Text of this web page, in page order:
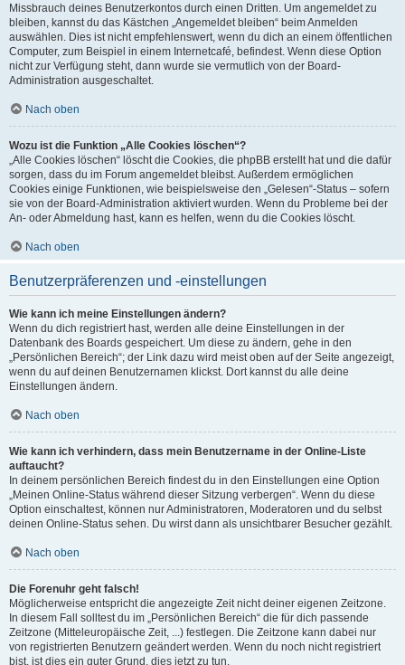
Missbrauch deines Benutzerkontos durch einen Dritten. Um angemeldet zu
bleiben, kannst du das Kästchen „Angemeldet bleiben“ beim Anmelden
auswählen. Dies ist nicht empfehlenswert, wenn du dich an einem öffentlichen
Computer, zum Beispiel in einem Internetcafé, befindest. Wenn diese Option
nicht zur Verfügung steht, dann wurde sie vermutlich von der Board-
Administration ausgeschaltet.
Nach oben
Wozu ist die Funktion „Alle Cookies löschen“?
„Alle Cookies löschen“ löscht die Cookies, die phpBB erstellt hat und die dafür
sorgen, dass du im Forum angemeldet bleibst. Außerdem ermöglichen
Cookies einige Funktionen, wie beispielsweise den „Gelesen“-Status – sofern
sie von der Board-Administration aktiviert wurden. Wenn du Probleme bei der
An- oder Abmeldung hast, kann es helfen, wenn du die Cookies löscht.
Nach oben
Benutzerpräferenzen und -einstellungen
Wie kann ich meine Einstellungen ändern?
Wenn du dich registriert hast, werden alle deine Einstellungen in der
Datenbank des Boards gespeichert. Um diese zu ändern, gehe in den
„Persönlichen Bereich“; der Link dazu wird meist oben auf der Seite angezeigt,
wenn du auf deinen Benutzernamen klickst. Dort kannst du alle deine
Einstellungen ändern.
Nach oben
Wie kann ich verhindern, dass mein Benutzername in der Online-Liste
auftaucht?
In deinem persönlichen Bereich findest du in den Einstellungen eine Option
„Meinen Online-Status während dieser Sitzung verbergen“. Wenn du diese
Option einschaltest, können nur Administratoren, Moderatoren und du selbst
deinen Online-Status sehen. Du wirst dann als unsichtbarer Besucher gezählt.
Nach oben
Die Forenuhr geht falsch!
Möglicherweise entspricht die angezeigte Zeit nicht deiner eigenen Zeitzone.
In diesem Fall solltest du im „Persönlichen Bereich“ die für dich passende
Zeitzone (Mitteleuropäische Zeit, ...) festlegen. Die Zeitzone kann dabei nur
von registrierten Benutzern geändert werden. Wenn du noch nicht registriert
bist, ist dies ein guter Grund, dies jetzt zu tun.